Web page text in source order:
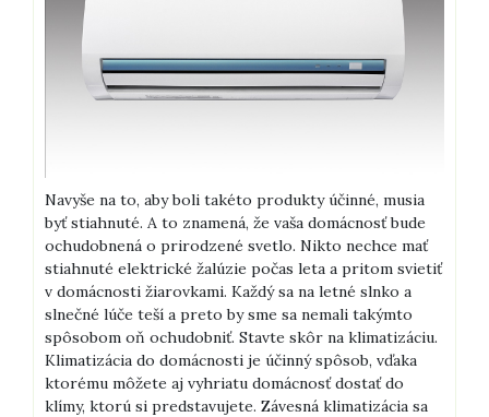
Navyše na to, aby boli takéto produkty účinné, musia
byť stiahnuté. A to znamená, že vaša domácnosť bude
ochudobnená o prirodzené svetlo. Nikto nechce mať
stiahnuté elektrické žalúzie počas leta a pritom svietiť
v domácnosti žiarovkami. Každý sa na letné slnko a
slnečné lúče teší a preto by sme sa nemali takýmto
spôsobom oň ochudobniť. Stavte skôr na klimatizáciu.
Klimatizácia do domácnosti je účinný spôsob, vďaka
ktorému môžete aj vyhriatu domácnosť dostať do
klímy, ktorú si predstavujete. Závesná klimatizácia sa